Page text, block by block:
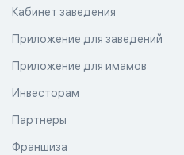
Кабинет заведения
Приложение для заведений
Приложение для имамов
Инвесторам
Партнеры
Франшиза